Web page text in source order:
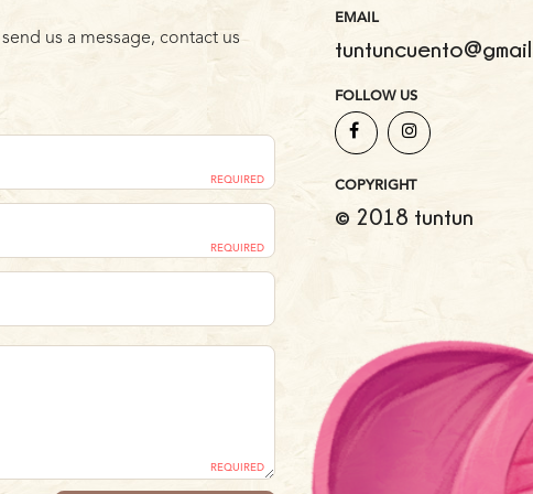
us a message, contact us
REQUIRED
REQUIRED
REQUIRED
EMAIL
FOLLOW US
COPYRIGHT
© 2018 tuntun